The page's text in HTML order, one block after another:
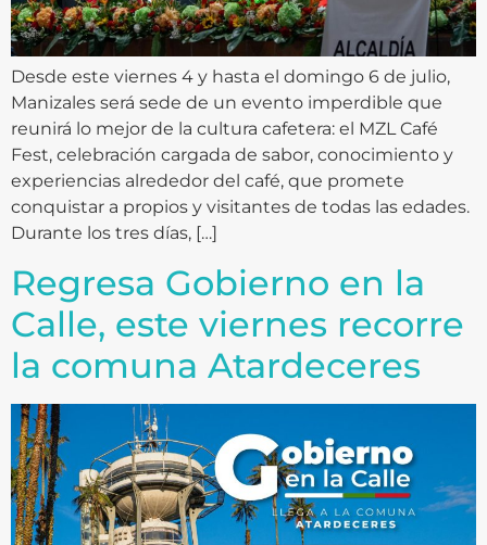
Desde este viernes 4 y hasta el domingo 6 de julio,
Manizales será sede de un evento imperdible que
reunirá lo mejor de la cultura cafetera: el MZL Café
Fest, celebración cargada de sabor, conocimiento y
experiencias alrededor del café, que promete
conquistar a propios y visitantes de todas las edades.
Durante los tres días, […]
Regresa Gobierno en la
Calle, este viernes recorre
la comuna Atardeceres